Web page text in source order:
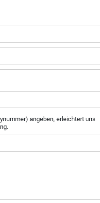
angeben, erleichtert uns